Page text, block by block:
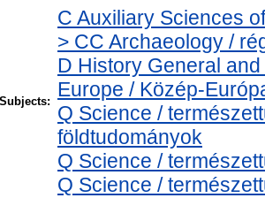
Subjects:
C Auxiliary Sciences
> CC Archaeology /
D History General
Europe / Közép-
Q Science /
földtudományok
Q Science /
Q Science /